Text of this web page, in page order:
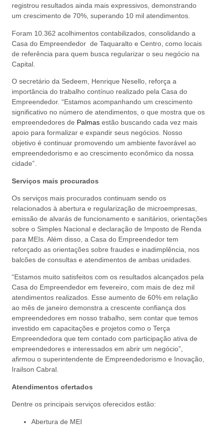
registrou resultados ainda mais expressivos, demonstrando
um crescimento de 70%, superando 10 mil atendimentos.
Foram 10.362 acolhimentos contabilizados, consolidando a
Casa do Empreendedor de Taquaralto e Centro, como locais
de referência para quem busca regularizar o seu negócio na
Capital.
O secretário da Sedeem, Henrique Nesello, reforça a
importância do trabalho contínuo realizado pela Casa do
Empreendedor. “Estamos acompanhando um crescimento
significativo no número de atendimentos, o que mostra que os
empreendedores de Palmas estão buscando cada vez mais
apoio para formalizar e expandir seus negócios. Nosso
objetivo é continuar promovendo um ambiente favorável ao
empreendedorismo e ao crescimento econômico da nossa
cidade”.
Serviços mais procurados
Os serviços mais procurados continuam sendo os
relacionados à abertura e regularização de microempresas,
emissão de alvarás de funcionamento e sanitários, orientações
sobre o Simples Nacional e declaração de Imposto de Renda
para MEIs. Além disso, a Casa do Empreendedor tem
reforçado as orientações sobre fraudes e inadimplência, nos
balcões de consultas e atendimentos de ambas unidades.
“Estamos muito satisfeitos com os resultados alcançados pela
Casa do Empreendedor em fevereiro, com mais de dez mil
atendimentos realizados. Esse aumento de 60% em relação
ao mês de janeiro demonstra a crescente confiança dos
empreendedores em nosso trabalho, sem contar que temos
investido em capacitações e projetos como o Terça
Empreendedora que tem contado com participação ativa de
empreendedores e interessados em abrir um negócio”,
afirmou o superintendente de Empreendedorismo e Inovação,
Irailson Cabral.
Atendimentos ofertados
Dentre os principais serviços oferecidos estão:
Abertura de MEI